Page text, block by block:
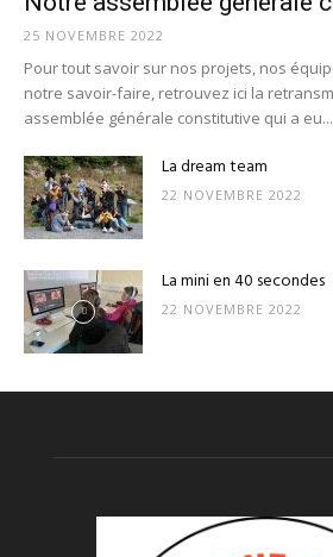
25 NOVEMBRE 2022
Pour tout savoir sur nos projets, nos
notre savoir-faire, retrouvez ici la
assemblée générale constitutive qui a eu...
La dream team
22 NOVEMBRE 2022
La mini en 40 secondes
22 NOVEMBRE 2022